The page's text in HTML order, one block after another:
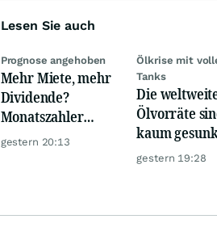
Lesen Sie auch
Prognose angehoben
Mehr Miete, mehr
Dividende?
Monatszahler
Realty Income
gestern 20:13
Ölkrise mit
Tanks
Die
Ölvorräte
kaum
trotz Krise
gestern 19:28